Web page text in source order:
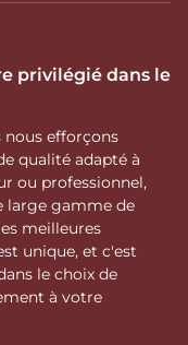
privilégié dans le
nous efforçons
qualité adapté à
ou professionnel,
large gamme de
meilleures
unique, et c'est
le choix de
à votre